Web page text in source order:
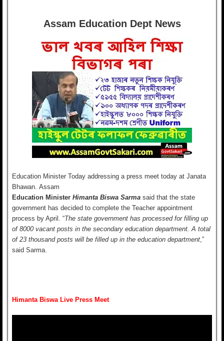
Assam Education Dept News
Education Minister Today addressing a press meet today at Janata
Bhawan. Assam
Education Minister Himanta Biswa Sarma said that the state
government has decided to complete the Teacher appointment
process by April. “The state government has processed for filling up
of 8000 vacant posts in the secondary education department. A total
of 23 thousand posts will be filled up in the education department,”
said Sarma.
Himanta Biswa Live Press Meet